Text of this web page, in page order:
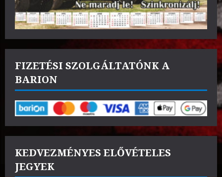
FIZETÉSI SZOLGÁLTATÓNK A
BARION
KEDVEZMÉNYES ELŐVÉTELES
JEGYEK